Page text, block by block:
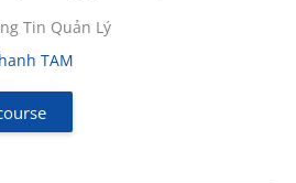
Tin Quản Lý
TAM